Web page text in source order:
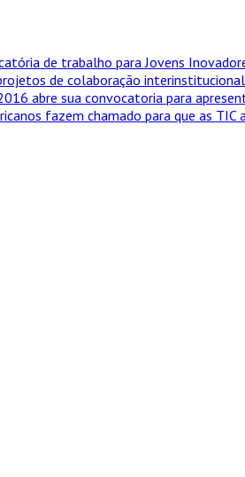
de trabalho para Jovens
de colaboração
abre sua convocatoria para
fazem chamado para que as TIC